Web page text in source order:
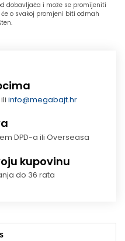
dobavljača i može se promijeniti
o svakoj promjeni biti odmah
iliinfo@megabajt.hr
DPD-a ili Overseasa
kupovinu
do 36 rata